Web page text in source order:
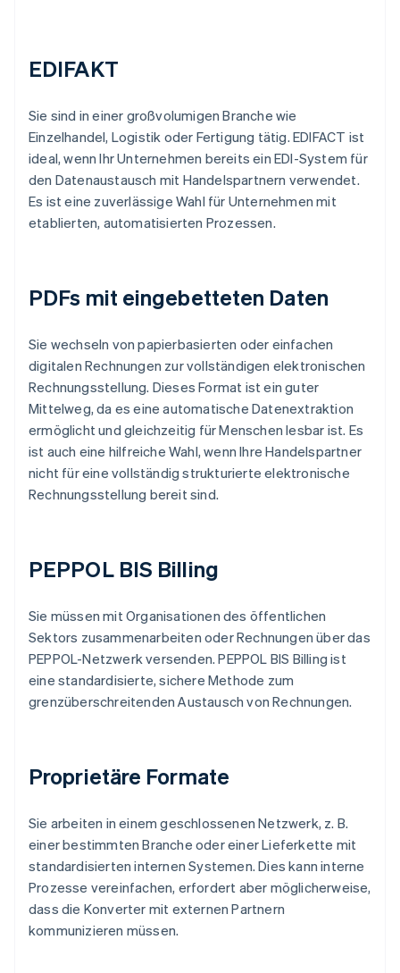
EDIFAKT
Sie sind in einer großvolumigen Branche wie
Einzelhandel, Logistik oder Fertigung tätig. EDIFACT ist
ideal, wenn Ihr Unternehmen bereits ein EDI-System für
den Datenaustausch mit Handelspartnern verwendet.
Es ist eine zuverlässige Wahl für Unternehmen mit
etablierten, automatisierten Prozessen.
PDFs mit eingebetteten Daten
Sie wechseln von papierbasierten oder einfachen
digitalen Rechnungen zur vollständigen elektronischen
Rechnungsstellung. Dieses Format ist ein guter
Mittelweg, da es eine automatische Datenextraktion
ermöglicht und gleichzeitig für Menschen lesbar ist. Es
ist auch eine hilfreiche Wahl, wenn Ihre Handelspartner
nicht für eine vollständig strukturierte elektronische
Rechnungsstellung bereit sind.
PEPPOL BIS Billing
Sie müssen mit Organisationen des öffentlichen
Sektors zusammenarbeiten oder Rechnungen über das
PEPPOL-Netzwerk versenden. PEPPOL BIS Billing ist
eine standardisierte, sichere Methode zum
grenzüberschreitenden Austausch von Rechnungen.
Proprietäre Formate
Sie arbeiten in einem geschlossenen Netzwerk, z. B.
einer bestimmten Branche oder einer Lieferkette mit
standardisierten internen Systemen. Dies kann interne
Prozesse vereinfachen, erfordert aber möglicherweise,
dass die Konverter mit externen Partnern
kommunizieren müssen.